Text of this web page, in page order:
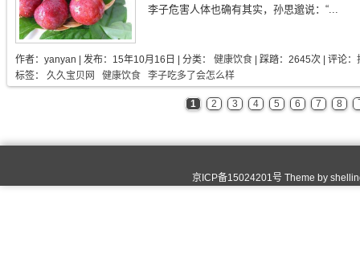
李子危害人体也确有其实，孙思邈说：“...
作者： yanyan | 发布： 15年10月16日 | 分类： 健康饮食 | 踩踏：2645次 | 评论：
标签： 久久宝贝网 健康饮食 李子吃多了会怎么样
1 2 3 4 5 6 7 8
京ICP备15024201号 Theme by